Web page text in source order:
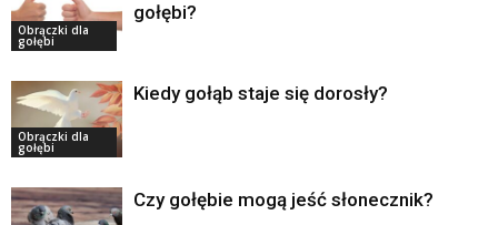
Obrączki dla
gołębi
gołębi?
Obrączki dla
gołębi
Kiedy gołąb staje się dorosły?
Czy gołębie mogą jeść słonecznik?